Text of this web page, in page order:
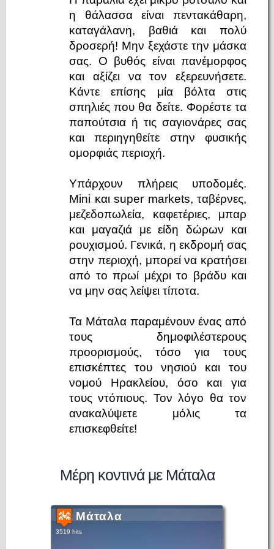
η θάλασσα είναι πεντακάθαρη,
καταγάλανη, βαθιά και πολύ
δροσερή! Μην ξεχάστε την μάσκα
σας. Ο βυθός είναι πανέμορφος
και αξίζει να τον εξερευνήσετε.
Κάντε επίσης μία βόλτα στις
σπηλιές που θα δείτε. Φορέστε τα
παπούτσια ή τις σαγιονάρες σας
και περιηγηθείτε στην φυσικής
ομορφιάς περιοχή.
Υπάρχουν πλήρεις υποδομές.
Mini και super markets, ταβέρνες,
μεζεδοπωλεία, καφετέριες, μπαρ
και μαγαζιά με είδη δώρων και
ρουχισμού. Γενικά, η εκδρομή σας
στην περιοχή, μπορεί να κρατήσει
από το πρωί μέχρι το βράδυ και
να μην σας λείψει τίποτα.
Τα Μάταλα παραμένουν ένας από
τους δημοφιλέστερους
προορισμούς, τόσο για τους
επισκέπτες του νησιού και του
νομού Ηρακλείου, όσο και για
τους ντόπιους. Τον λόγο θα τον
ανακαλύψετε μόλις τα
επισκεφθείτε!
Μέρη κοντινά με Μάταλα
Μάταλα
3519 hits